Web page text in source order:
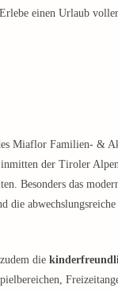
einen Urlaub
Miaflor Familien- &
inmitten der Tiroler
Besonders das
die
die